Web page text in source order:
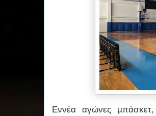
Εννέα αγώνες μπάσκετ,